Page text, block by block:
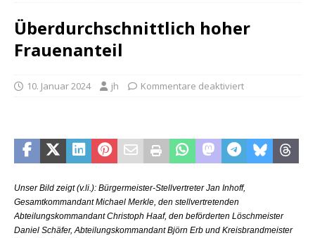
Überdurchschnittlich hoher
Frauenanteil
10. Januar 2024 jh Kommentare deaktiviert
Unser Bild zeigt (v.li.): Bürgermeister-Stellvertreter Jan Inhoff,
Gesamtkommandant Michael Merkle, den stellvertretenden
Abteilungskommandant Christoph Haaf, den beförderten Löschmeister
Daniel Schäfer, Abteilungskommandant Björn Erb und Kreisbrandmeister